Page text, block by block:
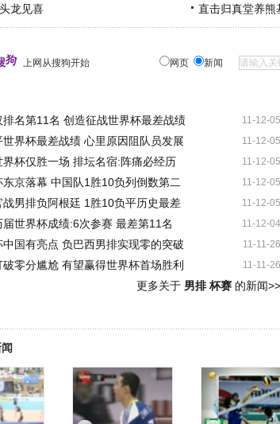
龙见喜 直击归真堂养熊
上网从搜狗开始 网页 新闻
11-12-05
排名第11名 创造征战世界杯最差战绩
11-12-05
界杯最差战绩 心里原因阻队员发展
11-12-05
杯仅胜一场 排坛名宿:阵痛必经历
11-12-05
东京落幕 中国队1胜10负列倒数第二
11-12-05
战男排负阿根廷 1胜10负平历史最差
11-12-04
世界杯成绩:6次参赛 最差第11名
11-11-26
中国有亮点 负巴西男排实现零的突破
11-11-26
零分尴尬 有望赢得世界杯首场胜利
更多关于 男排 杯赛的新闻>>